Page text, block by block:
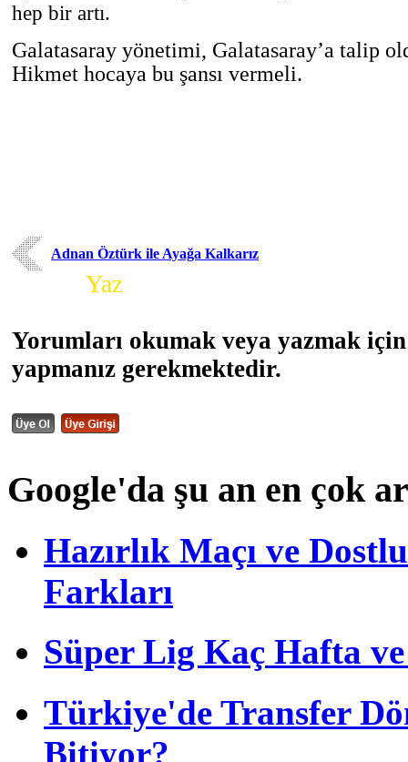
hep bir artı.
Galatasaray yönetimi, Galatasaray’a talip
Hikmet hocaya bu şansı vermeli.
Adnan Öztürk ile Ayağa Kalkarız
Yaz
Yorumları okumak veya yazmak
yapmanız gerekmektedir.
Google'da şu an en çok
Hazırlık Maçı ve
Farkları
Süper Lig Kaç Hafta
Türkiye'de Transfer
Bitiyor?